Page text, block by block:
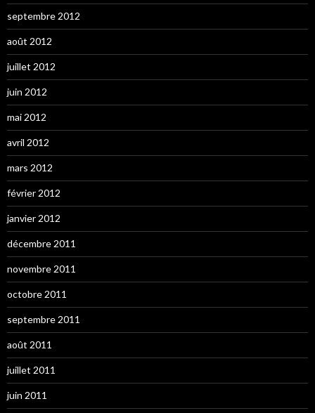
septembre 2012
août 2012
juillet 2012
juin 2012
mai 2012
avril 2012
mars 2012
février 2012
janvier 2012
décembre 2011
novembre 2011
octobre 2011
septembre 2011
août 2011
juillet 2011
juin 2011